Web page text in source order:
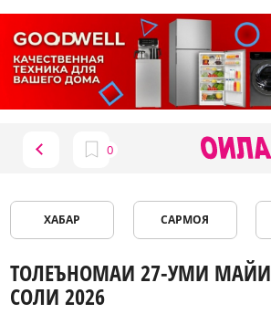
ХАБАР САРМОЯ
ТОЛЕЪНОМАИ 27-УМИ МАЙИ
СОЛИ 2026